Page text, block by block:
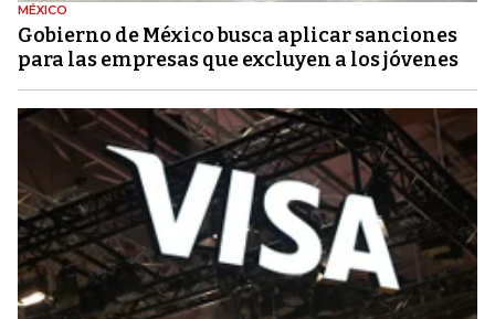
MÉXICO
Gobierno de México busca aplicar sanciones
para las empresas que excluyen a los jóvenes